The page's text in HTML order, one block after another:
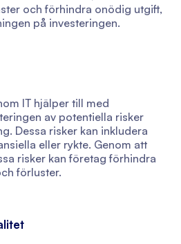
och förhindra onödig utgift,
på investeringen.
IT hjälper till med
av potentiella risker
Dessa risker kan inkludera
eller rykte. Genom att
risker kan företag förhindra
förluster.